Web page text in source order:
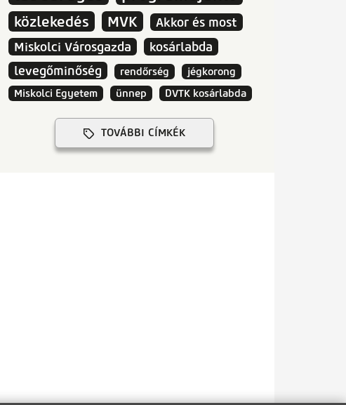
közlekedés MVK
Akkor és most
Miskolci Városgazda
kosárlabda
levegőminőség
rendőrség
jégkorong
Miskolci Egyetem
ünnep DVTK kosárlabda
TOVÁBBI CÍMKÉK